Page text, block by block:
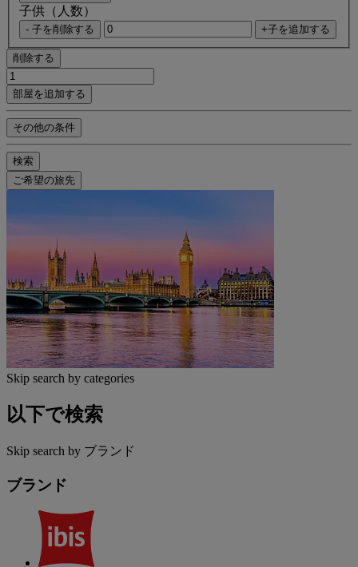
子供（人数）
- 子を削除する +子を追加する
削除する
部屋を追加する
その他の条件
検索
ご希望の旅先
Skip search by categories
以下で検索
Skip search by ブランド
ブランド